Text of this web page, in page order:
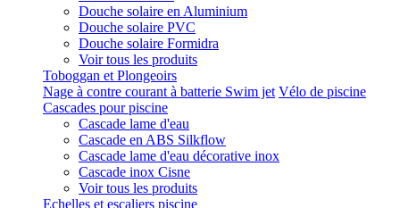
Douche solaire en Aluminium
Douche solaire PVC
Douche solaire Formidra
Voir tous les produits
Toboggan et Plongeoirs
Nage à contre courant à batterie Swim jet Vélo de piscine
Cascades pour piscine
Cascade lame d'eau
Cascade en ABS Silkflow
Cascade lame d'eau décorative inox
Cascade inox Cisne
Voir tous les produits
Echelles et escaliers piscine